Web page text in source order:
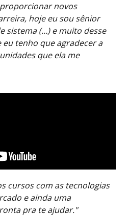
proporcionar novos
hoje eu sou sênior
sistema (…) e muito desse
tenho que agradecer a
que ela me
cursos com as tecnologias
e ainda uma
pra te ajudar."